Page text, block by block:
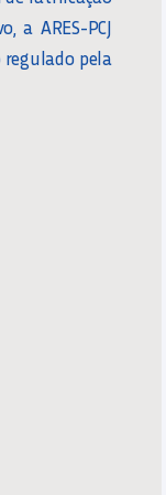
a ARES-PCJ
regulado pela